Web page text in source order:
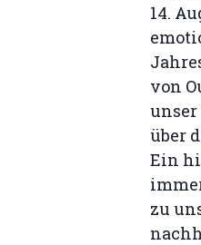
14.
von
über
Ein
zu